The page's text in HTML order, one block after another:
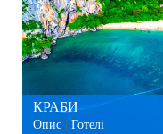
КРАБИ
Опис Готелі